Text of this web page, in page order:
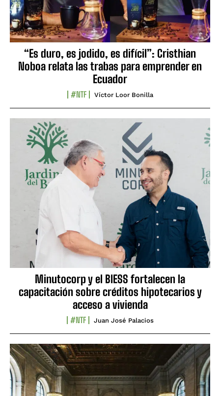
“Es duro, es jodido, es difícil”: Cristhian
Noboa relata las trabas para emprender en
Ecuador
#NTF Víctor Loor Bonilla
Minutocorp y el BIESS fortalecen la
capacitación sobre créditos hipotecarios y
acceso a vivienda
#NTF Juan José Palacios